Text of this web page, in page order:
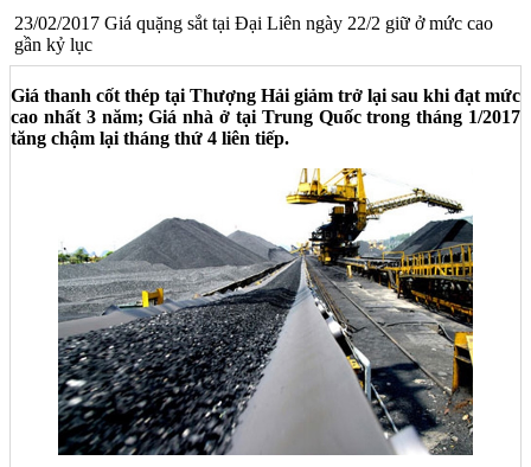
23/02/2017 Giá quặng sắt tại Đại Liên ngày 22/2 giữ ở mức cao
gần kỷ lục
Giá thanh cốt thép tại Thượng Hải giảm trở lại sau khi đạt mức
cao nhất 3 năm; Giá nhà ở tại Trung Quốc trong tháng 1/2017
tăng chậm lại tháng thứ 4 liên tiếp.